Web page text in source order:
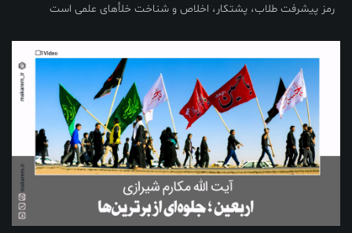
رمز پیشرفت طلاب، پشتکار، اخلاص و شناخت خلأهای علمی است